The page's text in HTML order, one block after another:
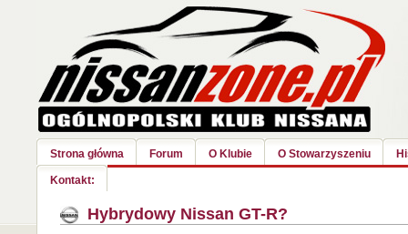
Strona główna Forum O Klubie O Stowarzyszeniu
Kontakt:
Hybrydowy Nissan GT-R?